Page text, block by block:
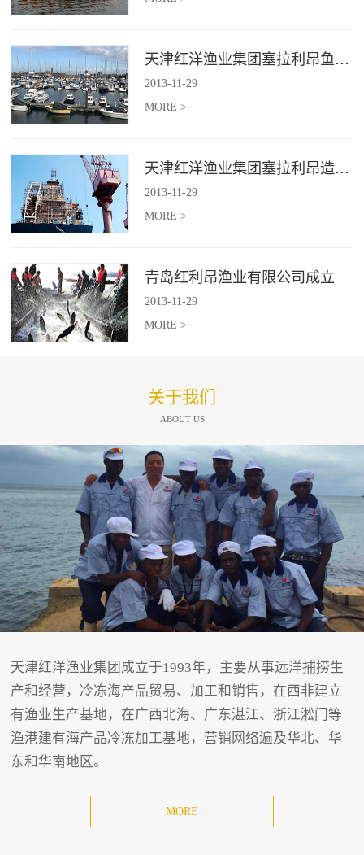
天津红洋渔业集团塞拉利昂鱼粉项目
2013-11-29
MORE >
天津红洋渔业集团塞拉利昂造船项目
2013-11-29
MORE >
青岛红利昂渔业有限公司成立
2013-11-29
MORE >
关于我们
ABOUT US
天津红洋渔业集团成立于1993年，主要从事远洋捕捞生
产和经营，冷冻海产品贸易、加工和销售，在西非建立
有渔业生产基地，在广西北海、广东湛江、浙江淞门等
渔港建有海产品冷冻加工基地，营销网络遍及华北、华
东和华南地区。
MORE